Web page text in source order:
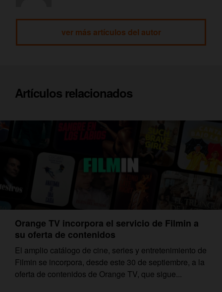
ver más artículos del autor
Artículos relacionados
Orange TV incorpora el servicio de Filmin a
su oferta de contenidos
El amplio catálogo de cine, series y entretenimiento de
Filmin se incorpora, desde este 30 de septiembre, a la
oferta de contenidos de Orange TV, que sigue...